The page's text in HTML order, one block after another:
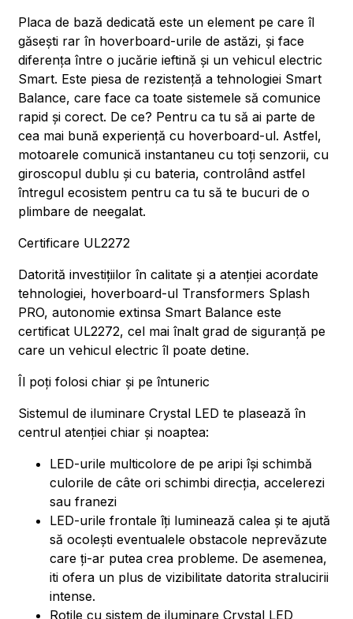
Placa de bază dedicată este un element pe care îl
găsești rar în hoverboard-urile de astăzi, și face
diferența între o jucărie ieftină și un vehicul electric
Smart. Este piesa de rezistență a tehnologiei Smart
Balance, care face ca toate sistemele să comunice
rapid și corect. De ce? Pentru ca tu să ai parte de
cea mai bună experiență cu hoverboard-ul. Astfel,
motoarele comunică instantaneu cu toți senzorii, cu
giroscopul dublu și cu bateria, controlând astfel
întregul ecosistem pentru ca tu să te bucuri de o
plimbare de neegalat.
Certificare UL2272
Datorită investițiilor în calitate și a atenției acordate
tehnologiei, hoverboard-ul Transformers Splash
PRO, autonomie extinsa Smart Balance este
certificat UL2272, cel mai înalt grad de siguranță pe
care un vehicul electric îl poate detine.
Îl poți folosi chiar și pe întuneric
Sistemul de iluminare Crystal LED te plasează în
centrul atenției chiar și noaptea:
LED-urile multicolore de pe aripi își schimbă
culorile de câte ori schimbi direcția, accelerezi
sau franezi
LED-urile frontale îți luminează calea și te ajută
să ocolești eventualele obstacole neprevăzute
care ți-ar putea crea probleme. De asemenea,
iti ofera un plus de vizibilitate datorita stralucirii
intense.
Roțile cu sistem de iluminare Crystal LED